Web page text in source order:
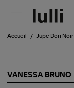
Accueil Jupe Dori Noir
VANESSA BRUNO